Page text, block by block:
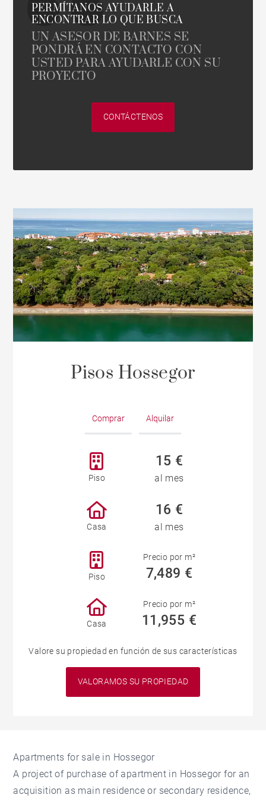
PERMÍTANOS AYUDARLE A
ENCONTRAR LO QUE BUSCA
UN ASESOR DE BARNES SE
PONDRÁ EN CONTACTO CON
USTED PARA AYUDARLE CON SU
PROYECTO
CONTÁCTENOS
Pisos Hossegor
Comprar Alquilar
Piso
15 €
al mes
Casa
16 €
al mes
Piso
Precio por m²
7,489 €
Casa
Precio por m²
11,955 €
Valore su propiedad en función de sus características
VALORAMOS SU PROPIEDAD
Apartments for sale in Hossegor
A project of purchase of apartment in Hossegor for an
acquisition as main residence or secondary residence,